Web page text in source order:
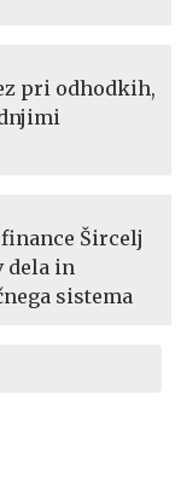
pri odhodkih,
Šircelj
dela in
sistema